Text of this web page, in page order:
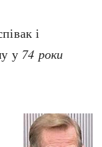
і
у 74 роки